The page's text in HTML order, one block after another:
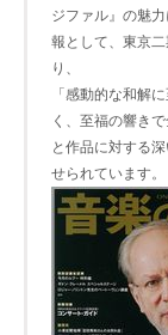
ジファル』の魅
報として、東京
り、
「感動的な和解
く、至福の響き
と作品に対する
せられています。